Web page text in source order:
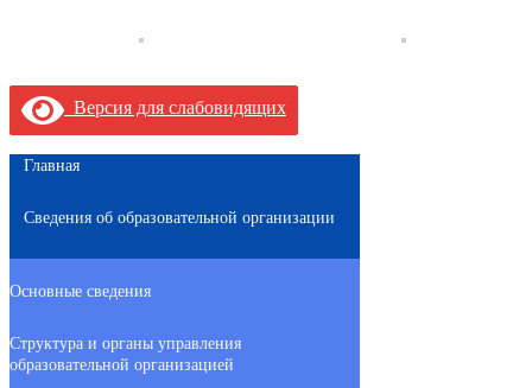
Версия для слабовидящих
Главная
Сведения об образовательной организации
Основные сведения
Структура и органы управления
образовательной организацией